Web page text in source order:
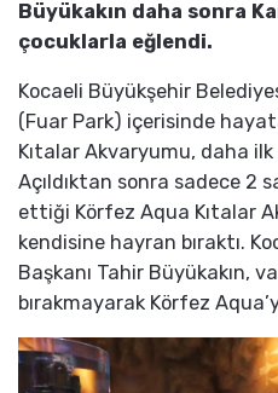
Büyükakın daha sonra
çocuklarla eğlendi.
Kocaeli Büyükşehir
(Fuar Park) içerisinde
Kıtalar Akvaryumu, daha
Açıldıktan sonra sadece 2
ettiği Körfez Aqua Kıtalar
kendisine hayran bıraktı.
Başkanı Tahir Büyükakın,
bırakmayarak Körfez